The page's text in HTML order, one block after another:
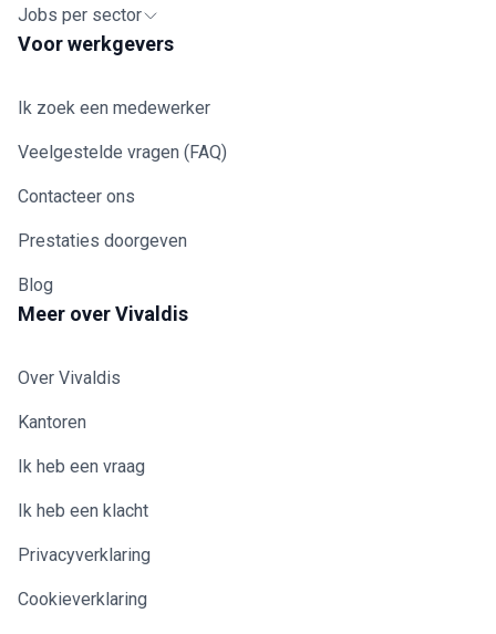
Jobs per sector
Voor werkgevers
Ik zoek een medewerker
Veelgestelde vragen (FAQ)
Contacteer ons
Prestaties doorgeven
Blog
Meer over Vivaldis
Over Vivaldis
Kantoren
Ik heb een vraag
Ik heb een klacht
Privacyverklaring
Cookieverklaring